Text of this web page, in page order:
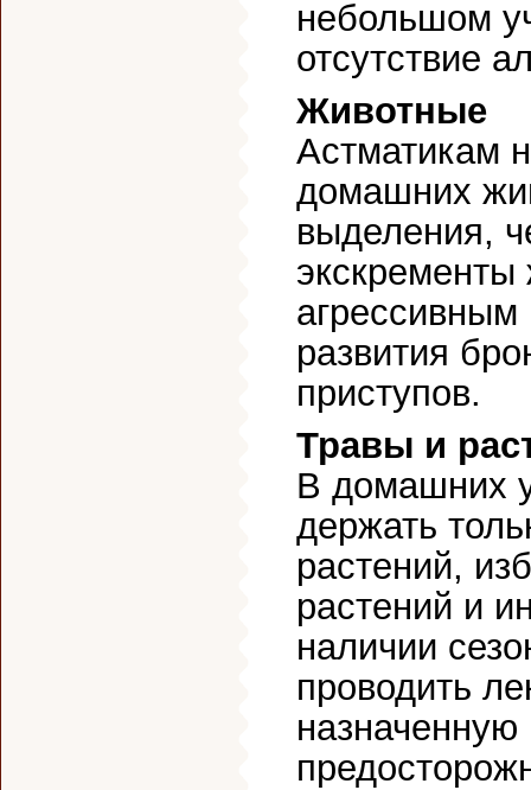
небольшом
отсутствие
Животные
Астматикам
домашних
выделения,
экскременты
развития
приступов.
Травы и
В домашних
держать
растений,
растений и
наличии
проводить